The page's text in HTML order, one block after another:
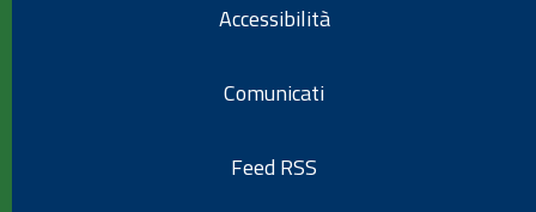
Accessibilità
Comunicati
Feed RSS